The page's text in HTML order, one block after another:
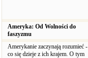
Ameryka: Od Wolności do
faszyzmu
Amerykanie zaczynają rozumieć -
co się dzieje z ich krajem. O tym